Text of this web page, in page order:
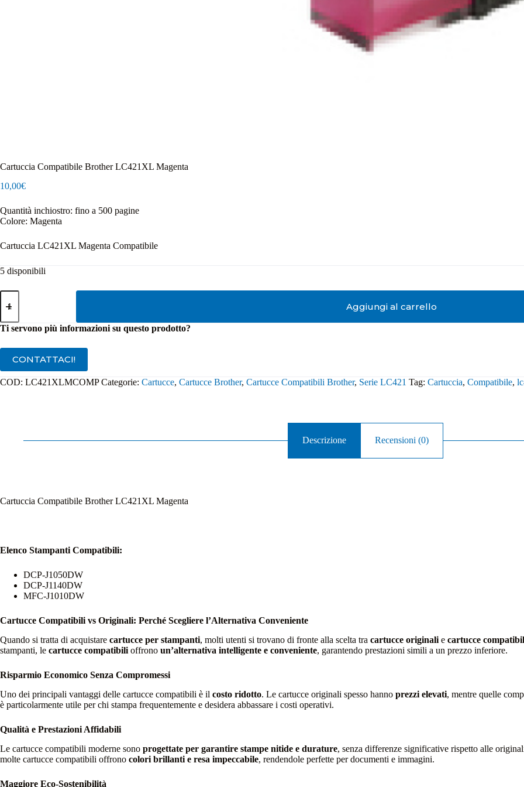
Cartuccia Compatibile Brother LC421XL Magenta
10,00€
Quantità inchiostro: fino a 500 pagine
Colore: Magenta
Cartuccia LC421XL Magenta Compatibile
5 disponibili
Cartuccia
Compatibile
LC421XL
Magenta
Aggiungi al carrello
Ti servono più informazioni su questo prodotto?
CONTATTACI!
COD: LC421XLMCOMP Categorie: Cartucce, Cartucce Brother, Cartucce Compatibili Brother, Serie LC421 Tag: Cartuccia, Compatibile,
Descrizione Recensioni (0)
Cartuccia Compatibile Brother LC421XL Magenta
Elenco Stampanti Compatibili:
DCP-J1050DW
DCP-J1140DW
MFC-J1010DW
Cartucce Compatibili vs Originali: Perché Scegliere l’Alternativa Conveniente
Quando si tratta di acquistare cartucce per stampanti, molti utenti si trovano di fronte alla scelta tra cartucce originali e cartucce
stampanti, le cartucce compatibili offrono un’alternativa intelligente e conveniente, garantendo prestazioni simili a un prezzo inferiore.
Risparmio Economico Senza Compromessi
Uno dei principali vantaggi delle cartucce compatibili è il costo ridotto. Le cartucce originali spesso hanno prezzi elevati, mentre quelle
è particolarmente utile per chi stampa frequentemente e desidera abbassare i costi operativi.
Qualità e Prestazioni Affidabili
Le cartucce compatibili moderne sono progettate per garantire stampe nitide e durature, senza differenze significative rispetto alle
molte cartucce compatibili offrono colori brillanti e resa impeccabile, rendendole perfette per documenti e immagini.
Maggiore Eco-Sostenibilità